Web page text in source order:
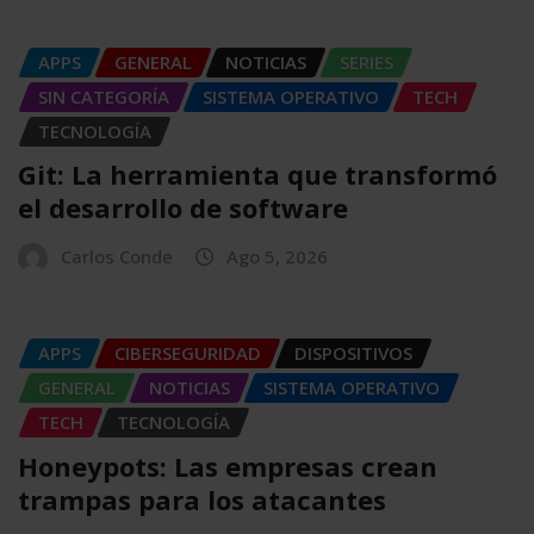
APPS GENERAL NOTICIAS
SERIES
SIN CATEGORÍA
SISTEMA OPERATIVO
TECH
TECNOLOGÍA
Git: La herramienta que transformó
el desarrollo de software
Carlos Conde Ago 5, 2026
APPS CIBERSEGURIDAD
DISPOSITIVOS
GENERAL
NOTICIAS
SISTEMA OPERATIVO
TECH
TECNOLOGÍA
Honeypots: Las empresas crean
trampas para los atacantes